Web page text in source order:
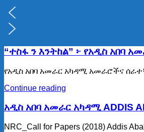
“ተስፋ ን እንትከል” ፦ የአዲስ አበባ
የአዲስ አበባ አመራር አካዳሚ አመራሮችና
Continue reading
አዲስ አበባ አመራር አካዳሚ ADDIS
NRC_Call for Papers (2018) Addis